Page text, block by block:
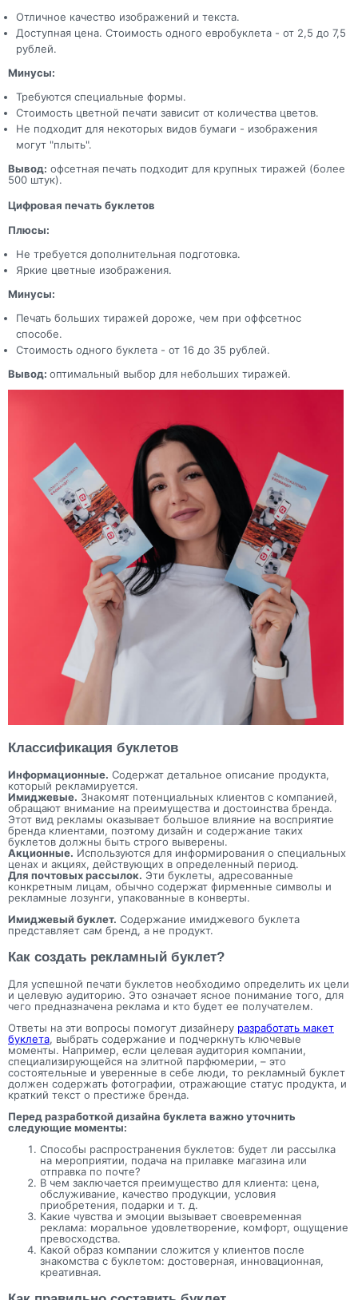
Отличное качество изображений и текста.
Доступная цена. Стоимость одного евробуклета - от 2,5 до 7,5
рублей.
Минусы:
Требуются специальные формы.
Стоимость цветной печати зависит от количества цветов.
Не подходит для некоторых видов бумаги - изображения
могут "плыть".
Вывод: офсетная печать подходит для крупных тиражей (более
500 штук).
Цифровая печать буклетов
Плюсы:
Не требуется дополнительная подготовка.
Яркие цветные изображения.
Минусы:
Печать больших тиражей дороже, чем при оффсетнос
способе.
Стоимость одного буклета - от 16 до 35 рублей.
Вывод: оптимальный выбор для небольших тиражей.
Классификация буклетов
Информационные. Содержат детальное описание продукта,
который рекламируется.
Имиджевые. Знакомят потенциальных клиентов с компанией,
обращают внимание на преимущества и достоинства бренда.
Этот вид рекламы оказывает большое влияние на восприятие
бренда клиентами, поэтому дизайн и содержание таких
буклетов должны быть строго выверены.
Акционные. Используются для информирования о специальных
ценах и акциях, действующих в определенный период.
Для почтовых рассылок. Эти буклеты, адресованные
конкретным лицам, обычно содержат фирменные символы и
рекламные лозунги, упакованные в конверты.
Имиджевый буклет. Содержание имиджевого буклета
представляет сам бренд, а не продукт.
Как создать рекламный буклет?
Для успешной печати буклетов необходимо определить их цели
и целевую аудиторию. Это означает ясное понимание того, для
чего предназначена реклама и кто будет ее получателем.
Ответы на эти вопросы помогут дизайнеру разработать макет
буклета, выбрать содержание и подчеркнуть ключевые
моменты. Например, если целевая аудитория компании,
специализирующейся на элитной парфюмерии, – это
состоятельные и уверенные в себе люди, то рекламный буклет
должен содержать фотографии, отражающие статус продукта, и
краткий текст о престиже бренда.
Перед разработкой дизайна буклета важно уточнить
следующие моменты:
Способы распространения буклетов: будет ли рассылка
на мероприятии, подача на прилавке магазина или
отправка по почте?
В чем заключается преимущество для клиента: цена,
обслуживание, качество продукции, условия
приобретения, подарки и т. д.
Какие чувства и эмоции вызывает своевременная
реклама: моральное удовлетворение, комфорт, ощущение
превосходства.
Какой образ компании сложится у клиентов после
знакомства с буклетом: достоверная, инновационная,
креативная.